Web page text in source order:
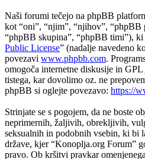
Naši forumi tečejo na phpBB
kot “oni”, “njim”, “njihov”, “phpBB
“phpBB skupina”, “phpBB timi”),
Public License” (nadalje navedeno
povezavi www.phpbb.com.
omogoča internetne diskusije in
tistega, kar dovolimo oz. ne
phpBB si oglejte povezavo: https://
Strinjate se s pogojem, da ne boste
neprimernih, žaljivih, obrekljivih,
seksualnih in podobnih vsebin, ki bi
države, kjer “Konoplja.org Forum”
pravo. Ob kršitvi pravkar